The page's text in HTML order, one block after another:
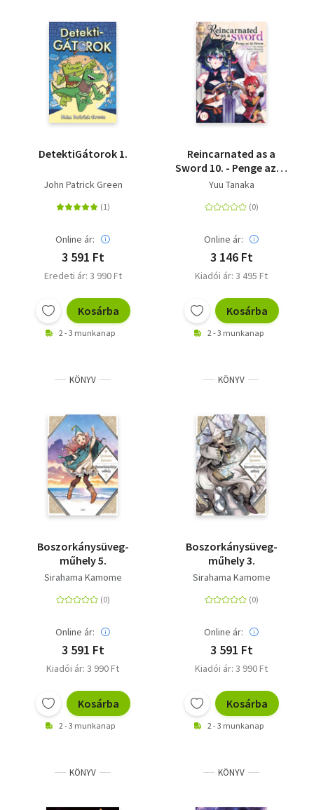
DetektiGátorok 1.
John Patrick Green
Online ár:
3 591 Ft
Eredeti ár: 3 990 Ft
Kosárba
2 - 3 munkanap
Reincarnated as a
Sword 10. - Penge az új
életem 10.
Yuu Tanaka
Online ár:
3 146 Ft
Kiadói ár: 3 495 Ft
Kosárba
2 - 3 munkanap
KÖNYV
Boszorkánysüveg-
műhely 5.
Sirahama Kamome
Online ár:
3 591 Ft
Kiadói ár: 3 990 Ft
Kosárba
2 - 3 munkanap
KÖNYV
Boszorkánysüveg-
műhely 3.
Sirahama Kamome
Online ár:
3 591 Ft
Kiadói ár: 3 990 Ft
Kosárba
2 - 3 munkanap
KÖNYV KÖNYV